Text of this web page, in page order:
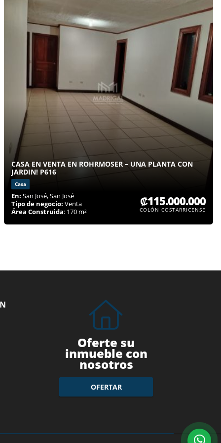
CASA EN VENTA EN ROHRMOSER – UNA PLANTA CON
JARDIN! P616
Casa
En: San José, San José
Tipo de negocio: Venta
Área Construida: 170 m²
₡115.000.000
COLÓN COSTARRICENSE
Oferte su
inmueble con
nosotros
OFERTAR